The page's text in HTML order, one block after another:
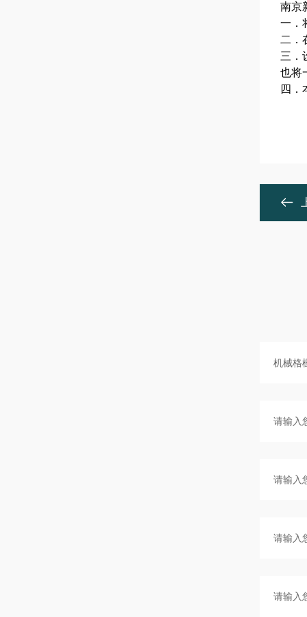
南京
一．
二．
三．
也将
四．